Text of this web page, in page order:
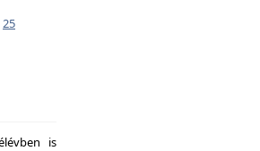
25
is